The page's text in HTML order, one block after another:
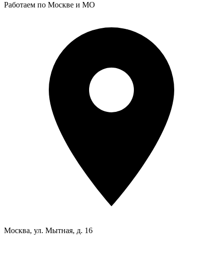
Работаем по Москве и МО
Москва, ул. Мытная, д. 16